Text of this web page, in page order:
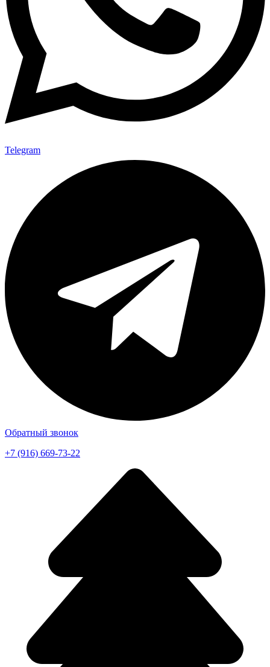
Telegram
Обратный звонок
+7 (916) 669-73-22